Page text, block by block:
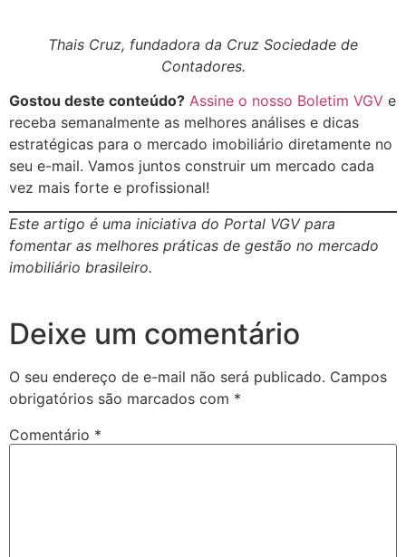
Thais Cruz, fundadora da Cruz Sociedade de
Contadores.
Gostou deste conteúdo? Assine o nosso Boletim VGV e
receba semanalmente as melhores análises e dicas
estratégicas para o mercado imobiliário diretamente no
seu e-mail. Vamos juntos construir um mercado cada
vez mais forte e profissional!
Este artigo é uma iniciativa do Portal VGV para
fomentar as melhores práticas de gestão no mercado
imobiliário brasileiro.
Deixe um comentário
O seu endereço de e-mail não será publicado. Campos
obrigatórios são marcados com *
Comentário *